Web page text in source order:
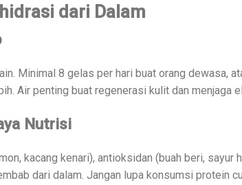
dari Dalam
Minimal 8 gelas per hari buat orang dewasa,
Air penting buat regenerasi kulit dan menjaga
Nutrisi
kacang kenari), antioksidan (buah beri, sayur
dari dalam. Jangan lupa konsumsi protein